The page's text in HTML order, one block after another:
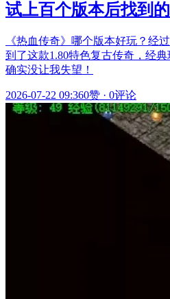
试上百个版本后找到
《热血传奇》哪个版本好玩？经
到了这款1.80特色复古传奇，经
确实没让我失望！
2026-07-22 09:360赞 · 0评论